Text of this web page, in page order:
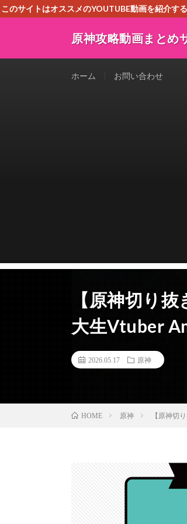
このサイトはオススメのYOUTUBE動画を紹介す
原神攻略動画まとめ
ホーム お問い合わせ
【原神切り
大生Vtuber
2026.05.17 原神
HOME 原神 【原神切